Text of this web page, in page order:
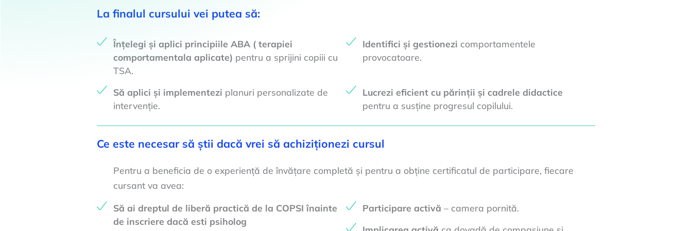
La finalul cursului vei putea să:
Înțelegi și aplici principiile ABA ( terapiei
comportamentala aplicate) pentru a sprijini copiii cu
TSA.
Identifici și gestionezi comportamentele
provocatoare.
Să aplici și implementezi planuri personalizate de
intervenție.
Lucrezi eficient cu părinții și cadrele didactice
pentru a susține progresul copilului.
Ce este necesar să știi dacă vrei să achiziționezi cursul
Pentru a beneficia de o experiență de învățare completă și pentru a obține certificatul de participare, fiecare
cursant va avea:
Să ai dreptul de liberă practică de la COPSI înainte
de inscriere dacă esti psiholog
Participare activă – camera pornită.